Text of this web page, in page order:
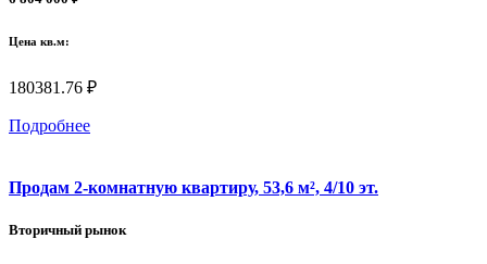
Цена кв.м:
180381.76 ₽
Подробнее
Продам 2-комнатную квартиру, 53,6 м², 4/10 эт.
Вторичный рынок